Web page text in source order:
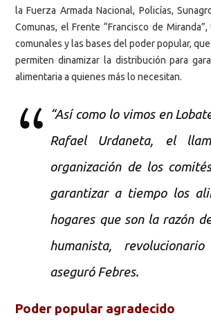
la Fuerza Armada Nacional, Policías,
Comunas, el Frente “Francisco de Miranda”,
comunales y las bases del poder popular,
permiten dinamizar la distribución para
alimentaria a quienes más lo necesitan.
“Así como lo vimos en
Rafael Urdaneta, el
organización de los
garantizar a tiempo los
hogares que son la razón
humanista,
aseguró Febres.
Poder popular agradecido